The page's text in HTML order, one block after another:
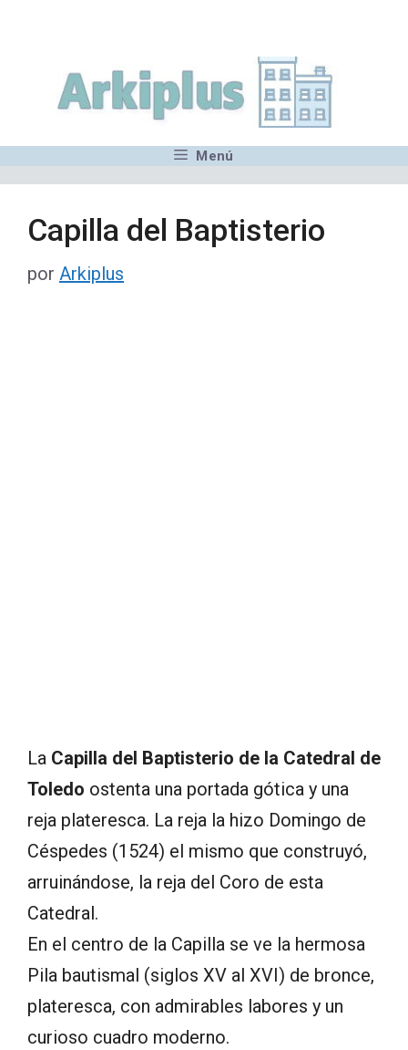
contenido
Menú
Capilla del Baptisterio
por Arkiplus
La Capilla del Baptisterio de la Catedral de
Toledo ostenta una portada gótica y una
reja plateresca. La reja la hizo Domingo de
Céspedes (1524) el mismo que construyó,
arruinándose, la reja del Coro de esta
Catedral.
En el centro de la Capilla se ve la hermosa
Pila bautismal (siglos XV al XVI) de bronce,
plateresca, con admirables labores y un
curioso cuadro moderno.